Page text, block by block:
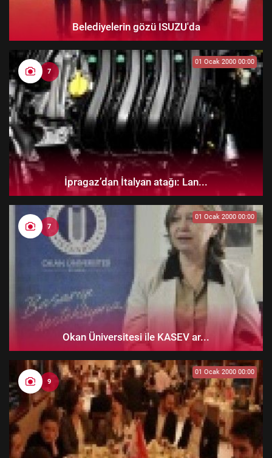
Belediyelerin gözü ISUZU'da
7
01 Ocak 2000 00:00
İpragaz’dan İtalyan atağı: Lan...
7
01 Ocak 2000 00:00
Okan Üniversitesi ile KASEV ar...
9
01 Ocak 2000 00:00